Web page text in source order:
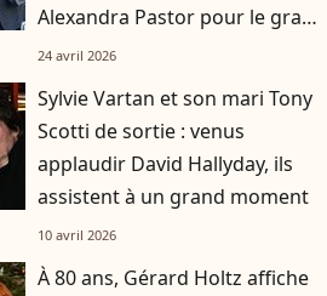
Alexandra Pastor pour le grand
départ de Nathalie Baye
24 avril 2026
Sylvie Vartan et son mari Tony
Scotti de sortie : venus
applaudir David Hallyday, ils
assistent à un grand moment
10 avril 2026
À 80 ans, Gérard Holtz affiche